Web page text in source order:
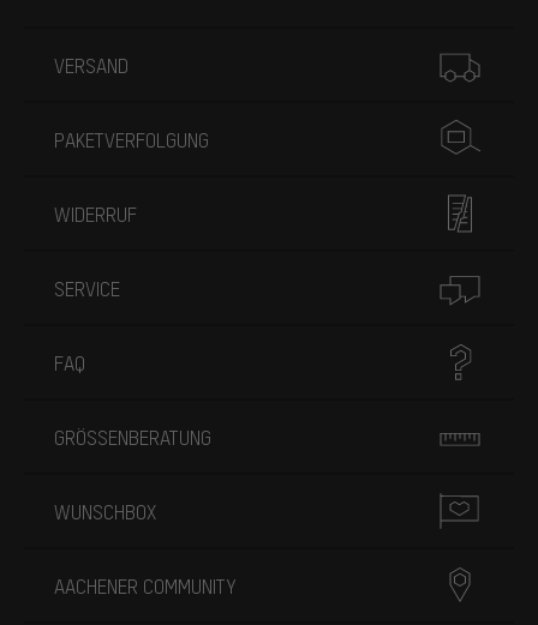
VERSAND
PAKETVERFOLGUNG
WIDERRUF
SERVICE
FAQ
GRÖSSENBERATUNG
WUNSCHBOX
AACHENER COMMUNITY